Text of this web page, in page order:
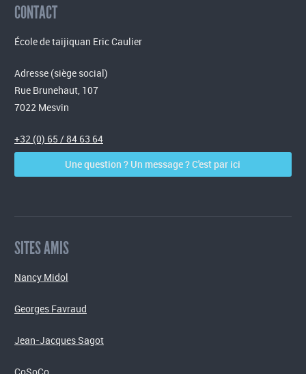
CONTACT
École de taijiquan Eric Caulier
Adresse (siège social)
Rue Brunehaut, 107
7022 Mesvin
+32 (0) 65 / 84 63 64
Une question ? Un message ? C'est par ici
SITES AMIS
Nancy Midol
Georges Favraud
Jean-Jacques Sagot